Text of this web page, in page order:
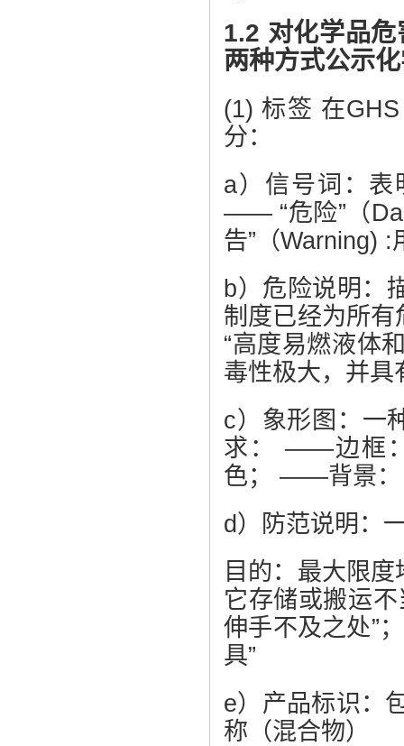
1.2 对化学品
两种方式公示
(1) 标签 在
分：
a）信号词：表
—— “危险”（
告”（Warning)
b）危险说明：
制度已经为所
“高度易燃液体
毒性极大，并具
c）象形图：一
求： ——边框
色； ——背景：
d）防范说明：
目的：最大限
它存储或搬运
伸手不及之处”
具”
e）产品标识：
称（混合物）